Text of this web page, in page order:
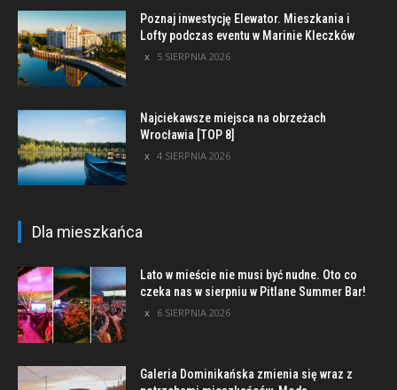
Poznaj inwestycję Elewator. Mieszkania i
Lofty podczas eventu w Marinie Kleczków
5 SIERPNIA 2026
Najciekawsze miejsca na obrzeżach
Wrocławia [TOP 8]
4 SIERPNIA 2026
Dla mieszkańca
Lato w mieście nie musi być nudne. Oto co
czeka nas w sierpniu w Pitlane Summer Bar!
6 SIERPNIA 2026
Galeria Dominikańska zmienia się wraz z